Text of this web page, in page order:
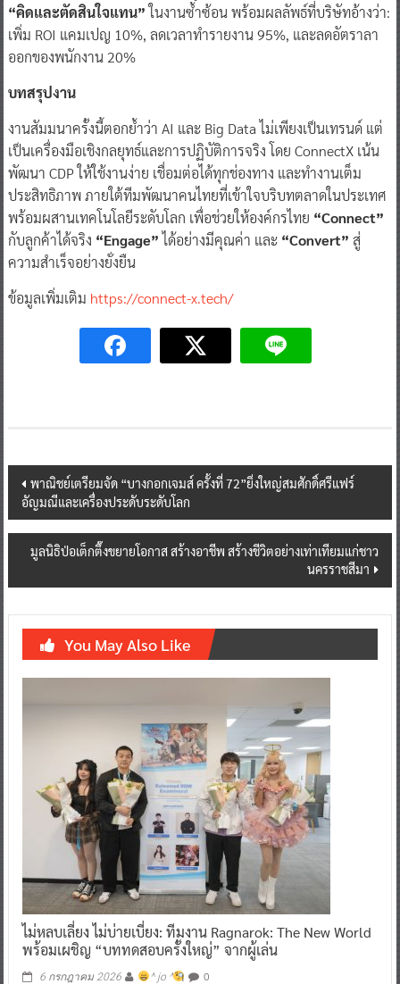
“คิดและตัดสินใจแทน”ในงานซ้ำซ้อน พร้อมผลลัพธ์ที่บริษัทอ้างว่า:
เพิ่ม ROI แคมเปญ 10%, ลดเวลาทำรายงาน 95%, และลดอัตราลา
ออกของพนักงาน 20%
บทสรุปงาน
งานสัมมนาครั้งนี้ตอกย้ำว่า AI และ Big Data ไม่เพียงเป็นเทรนด์ แต่
เป็นเครื่องมือเชิงกลยุทธ์และการปฏิบัติการจริง โดย ConnectX เน้น
พัฒนา CDP ให้ใช้งานง่าย เชื่อมต่อได้ทุกช่องทาง และทำงานเต็ม
ประสิทธิภาพ ภายใต้ทีมพัฒนาคนไทยที่เข้าใจบริบทตลาดในประเทศ
พร้อมผสานเทคโนโลยีระดับโลก เพื่อช่วยให้องค์กรไทย “Connect”
กับลูกค้าได้จริง “Engage”ได้อย่างมีคุณค่า และ “Convert” สู่
ความสำเร็จอย่างยั่งยืน
ข้อมูลเพิ่มเติม https://connect-x.tech/
Post
navigation
พาณิชย์เตรียมจัด “บางกอกเจมส์ ครั้งที่ 72”ยิ่งใหญ่สมศักดิ์ศรีแฟร์
อัญมณีและเครื่องประดับระดับโลก
มูลนิธิป่อเต็กตึ๊งขยายโอกาส สร้างอาชีพ สร้างชีวิตอย่างเท่าเทียมแก่ชาว
นครราชสีมา
You May Also Like
ไม่หลบเลี่ยง ไม่บ่ายเบี่ยง: ทีมงาน Ragnarok: The New World
พร้อมเผชิญ “บททดสอบครั้งใหญ่” จากผู้เล่น
6 กรกฎาคม 2026 ^ jo ^ 0